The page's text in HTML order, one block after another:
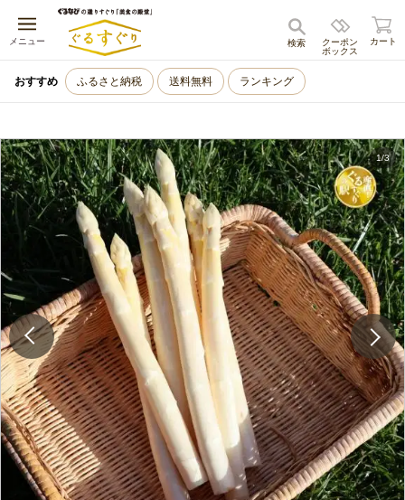
メニュー
キャンセル
クーポン
ボックス
検索 カート
おすすめ ふるさと納税 送料無料 ランキング
1/3